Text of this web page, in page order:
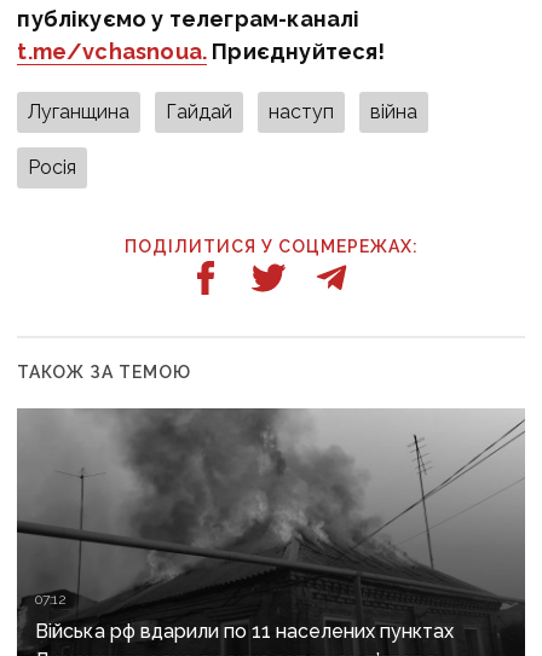
публікуємо у телеграм-каналі
t.me/vchasnoua. Приєднуйтеся!
Луганщина Гайдай наступ війна
Росія
ПОДІЛИТИСЯ У СОЦМЕРЕЖАХ:
ТАКОЖ ЗА ТЕМОЮ
07:12
Війська рф вдарили по 11 населених пунктах